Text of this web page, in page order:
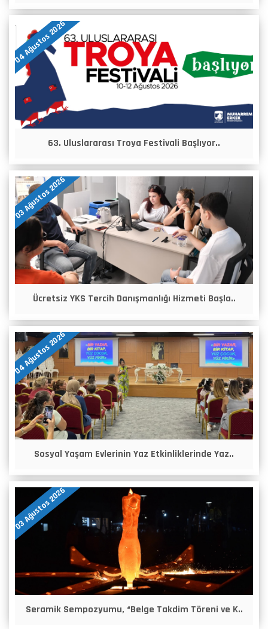
04 Ağustos 2026
63. Uluslararası Troya Festivali Başlıyor..
03 Ağustos 2026
Ücretsiz YKS Tercih Danışmanlığı Hizmeti Başla..
04 Ağustos 2026
Sosyal Yaşam Evlerinin Yaz Etkinliklerinde Yaz..
03 Ağustos 2026
Seramik Sempozyumu, “Belge Takdim Töreni ve K..